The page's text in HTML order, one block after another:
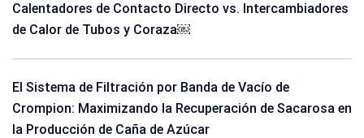
Calentadores de Contacto Directo vs. Intercambiadores
de Calor de Tubos y Coraza￼
El Sistema de Filtración por Banda de Vacío de
Crompion: Maximizando la Recuperación de Sacarosa en
la Producción de Caña de Azúcar